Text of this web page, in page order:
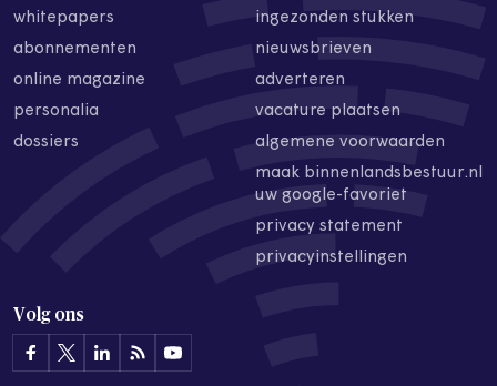
whitepapers
abonnementen
online magazine
personalia
dossiers
ingezonden stukken
nieuwsbrieven
adverteren
vacature plaatsen
algemene voorwaarden
maak binnenlandsbestuur.nl
uw google-favoriet
privacy statement
privacyinstellingen
Volg ons